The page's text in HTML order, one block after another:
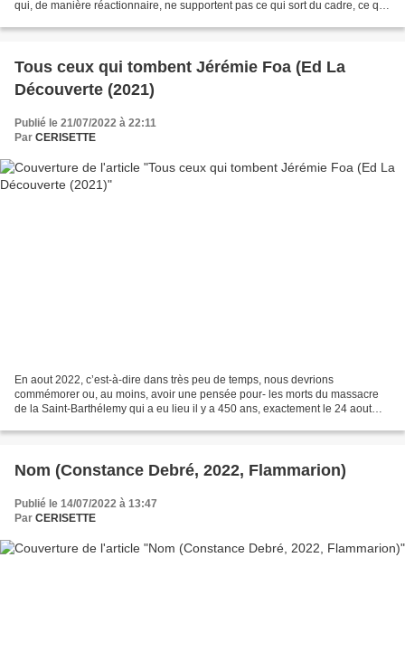
qui, de manière réactionnaire, ne supportent pas ce qui sort du cadre, ce qui
Tous ceux qui tombent Jérémie Foa (Ed La
Découverte (2021)
Publié le 21/07/2022 à 22:11
Par CERISETTE
En aout 2022, c’est-à-dire dans très peu de temps, nous devrions
commémorer ou, au moins, avoir une pensée pour- les morts du massacre
de la Saint-Barthélemy qui a eu lieu il y a 450 ans, exactement le 24 aout
Nom (Constance Debré, 2022, Flammarion)
Publié le 14/07/2022 à 13:47
Par CERISETTE